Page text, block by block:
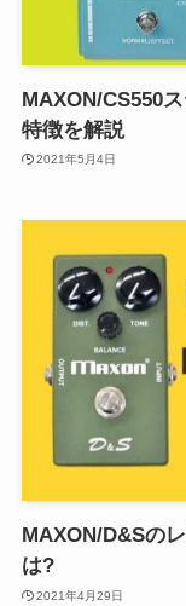
MAXON/CS550
特徴を解説
2021年5月4日
MAXON/D&Sの
は?
2021年4月29日